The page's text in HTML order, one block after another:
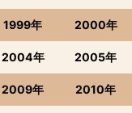
1999年 2000年
2004年 2005年
2009年 2010年